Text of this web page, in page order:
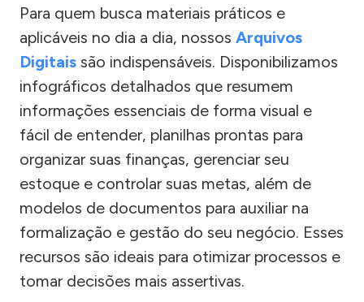
Para quem busca materiais práticos e
aplicáveis no dia a dia, nossos Arquivos
Digitais são indispensáveis. Disponibilizamos
infográficos detalhados que resumem
informações essenciais de forma visual e
fácil de entender, planilhas prontas para
organizar suas finanças, gerenciar seu
estoque e controlar suas metas, além de
modelos de documentos para auxiliar na
formalização e gestão do seu negócio. Esses
recursos são ideais para otimizar processos e
tomar decisões mais assertivas.